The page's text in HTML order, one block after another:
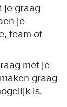
je graag
je
team of
met je
graag
is.